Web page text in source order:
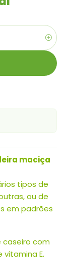
maciça
tipos de
ou de
em padrões
caseiro com
E.